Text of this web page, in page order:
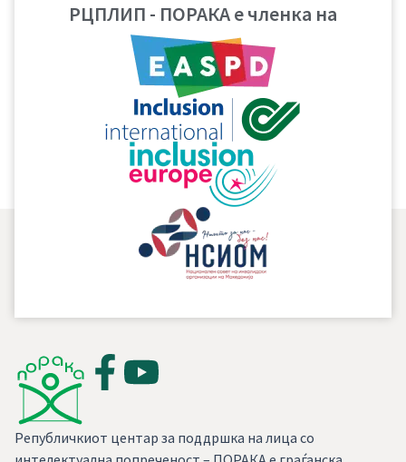
попреченост?
– Кои мерки ги презема државата во насока на
надминување на недостатоците на сегашниот систем
на категоризирање на попреченоста?
– Кои мерки ги презема државата во овозможување
на правото на мобилност на лицата кои не користат „
инвалидска количка”?
РЦПЛИП - ПОРАКА е членка на
Републичкиот центар за поддршка на лица со